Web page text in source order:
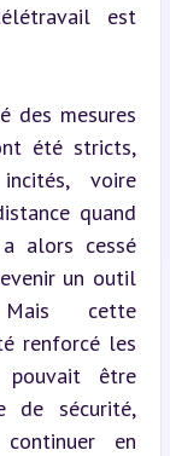
est
des mesures
été stricts,
voire
quand
alors cessé
un outil
cette
renforcé les
être
de sécurité,
en